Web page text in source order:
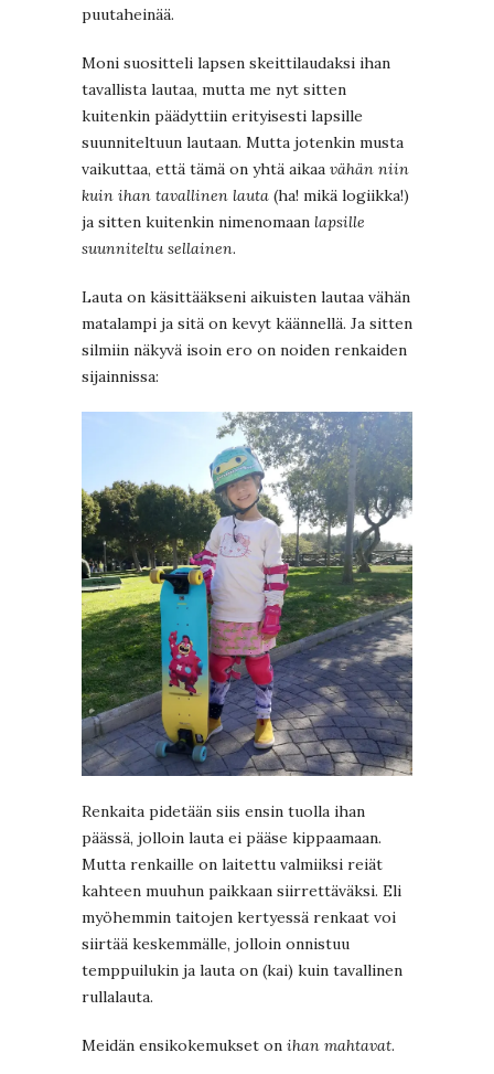
puutaheinää.
Moni suositteli lapsen skeittilaudaksi ihan
tavallista lautaa, mutta me nyt sitten
kuitenkin päädyttiin erityisesti lapsille
suunniteltuun lautaan. Mutta jotenkin musta
vaikuttaa, että tämä on yhtä aikaa vähän niin
kuin ihan tavallinen lauta (ha! mikä logiikka!)
ja sitten kuitenkin nimenomaan lapsille
suunniteltu sellainen.
Lauta on käsittääkseni aikuisten lautaa vähän
matalampi ja sitä on kevyt käännellä. Ja sitten
silmiin näkyvä isoin ero on noiden renkaiden
sijainnissa:
Renkaita pidetään siis ensin tuolla ihan
päässä, jolloin lauta ei pääse kippaamaan.
Mutta renkaille on laitettu valmiiksi reiät
kahteen muuhun paikkaan siirrettäväksi. Eli
myöhemmin taitojen kertyessä renkaat voi
siirtää keskemmälle, jolloin onnistuu
temppuilukin ja lauta on (kai) kuin tavallinen
rullalauta.
Meidän ensikokemukset on ihan mahtavat.